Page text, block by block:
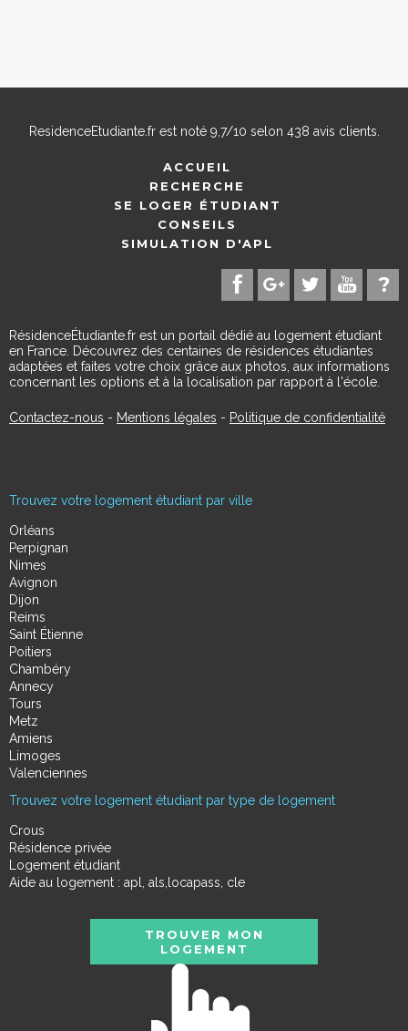
ResidenceEtudiante.frest noté 9,7/10 selon 438 avis clients.
ACCUEIL
RECHERCHE
SE LOGER ÉTUDIANT
CONSEILS
SIMULATION D'APL
RésidenceÉtudiante.fr est un portail dédié au logement étudiant
en France. Découvrez des centaines de résidences étudiantes
adaptées et faites votre choix grâce aux photos, aux informations
concernant les options et à la localisation par rapport à l'école.
Contactez-nous - Mentions légales - Politique de confidentialité
Trouvez votre logement étudiant par ville
Orléans
Perpignan
Nimes
Avignon
Dijon
Reims
Saint Étienne
Poitiers
Chambéry
Annecy
Tours
Metz
Amiens
Limoges
Valenciennes
Trouvez votre logement étudiant par type de logement
Crous
Résidence privée
Logement étudiant
Aide au logement : apl, als,locapass, cle
TROUVER MON
LOGEMENT